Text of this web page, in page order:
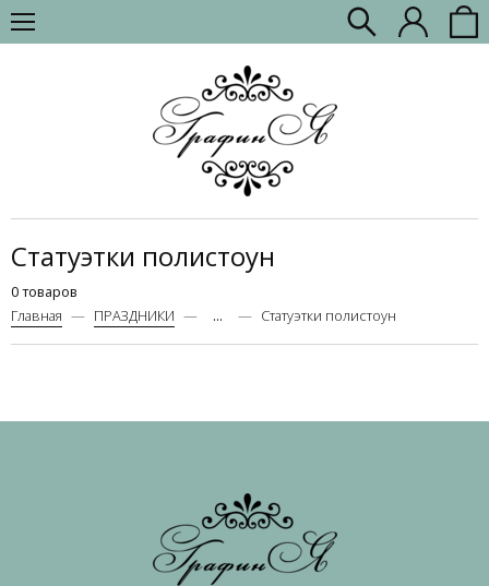
Статуэтки полистоун
0 товаров
Главная
ПРАЗДНИКИ ... Статуэтки полистоун